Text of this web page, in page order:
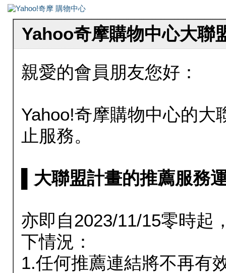
Yahoo奇摩購物中心大聯
親愛的會員朋友您好：
Yahoo!奇摩購物中心的大
止服務。
▌大聯盟計畫的推薦服務
亦即自2023/11/15零時起
下情況：
1.任何推薦連結將不再有